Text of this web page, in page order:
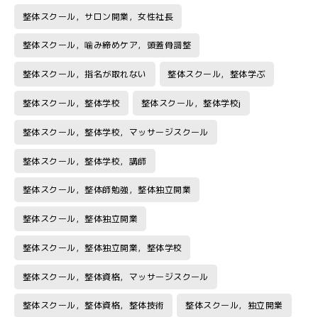
整体スクール，サロン開業，女性社長
整体スクール，噛み締めケア，頭蓋骨調整
整体スクール，指名が取れない 整体スクール，整体学ぶ
整体スクール，整体学校 整体スクール，整体学校j
整体スクール，整体学校，マッサージスクール
整体スクール，整体学校，講師
整体スクール，整体師勉強，整体独立開業
整体スクール，整体独立開業
整体スクール，整体独立開業，整体学校
整体スクール，整体資格，マッサージスクール
整体スクール，整体資格，整体技術 整体スクール，独立開業